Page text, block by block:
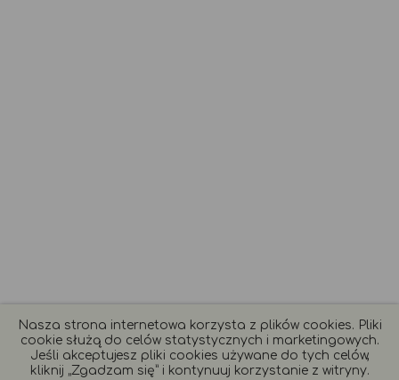
Nasza strona internetowa korzysta z plików cookies. Pliki
cookie służą do celów statystycznych i marketingowych.
Jeśli akceptujesz pliki cookies używane do tych celów,
kliknij „Zgadzam się” i kontynuuj korzystanie z witryny.